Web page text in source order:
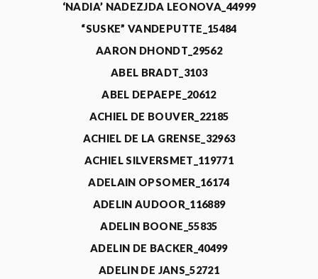
‘NADIA’ NADEZJDA LEONOVA_44999
“SUSKE” VANDEPUTTE_15484
AARON DHONDT_29562
ABEL BRADT_3103
ABEL DEPAEPE_20612
ACHIEL DE BOUVER_22185
ACHIEL DE LA GRENSE_32963
ACHIEL SILVERSMET_119771
ADELAIN OPSOMER_16174
ADELIN AUDOOR_116889
ADELIN BOONE_55835
ADELIN DE BACKER_40499
ADELIN DE JANS_52721